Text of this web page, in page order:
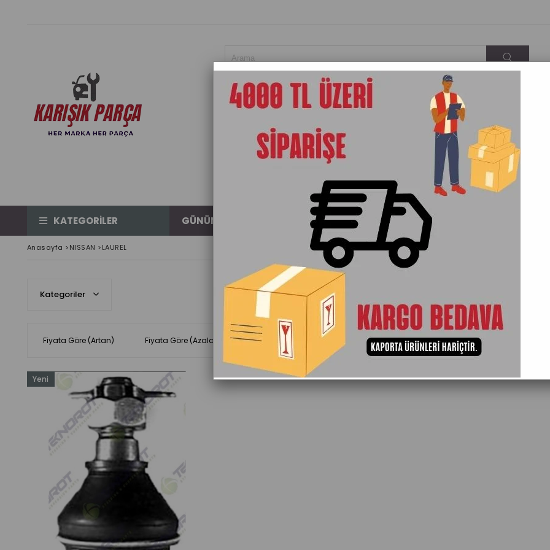
KATEGORİLER GÜNÜN ÜRÜNÜ KARGO&TESLIMAT İLETIŞIM
Anasayfa >NISSAN >LAUREL
Kategoriler
Fiyata Göre (Artan) Fiyata Göre (Azalan) Ürün Adına Göre (A>Z) Ürün Adına Göre (Z<A) Stoktakiler
Yeni